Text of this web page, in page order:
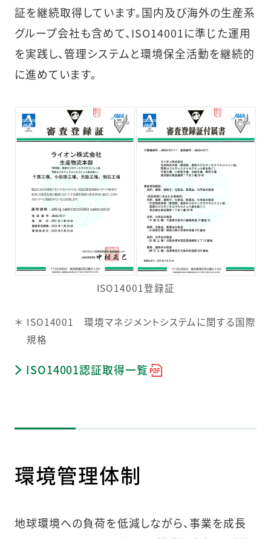
証を継続取得しています。国内及び海外の生産系
グループ会社も含めて、ISO14001に準じた運用
を実践し、管理システムと環境保全活動を継続的
に進めています。
ISO14001登録証
＊ ISO14001 環境マネジメントシステムに関する国際
規格
ISO14001認証取得一覧
環境管理体制
地球環境への負荷を低減しながら、事業を成長